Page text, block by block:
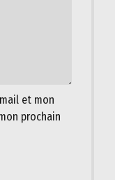
et mon
prochain